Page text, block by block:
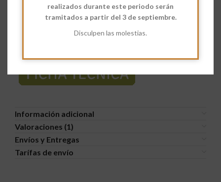
realizados durante este periodo serán
tramitados a partir del 3 de septiembre.
Disculpen las molestias.
Información adicional
Valoraciones (1)
Envíos y Entregas
Tarífas de envío